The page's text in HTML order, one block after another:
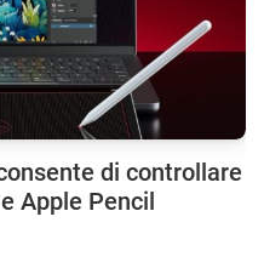
di controllare
Apple Pencil